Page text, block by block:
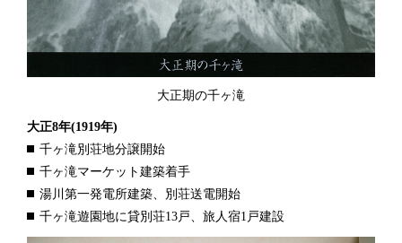
大正期の千ヶ滝
大正8年(1919年)
千ヶ滝別荘地分譲開始
千ヶ滝マーケット建築着手
湯川第一発電所建築、別荘送電開始
千ヶ滝遊園地に貸別荘13戸、旅人宿1戸建設